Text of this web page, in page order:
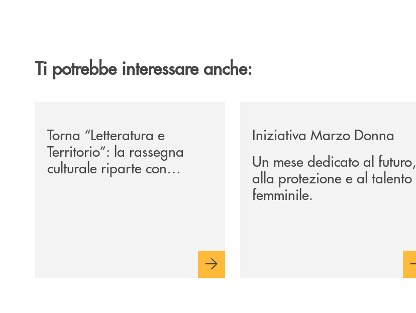
Ti potrebbe interessare anche:
Torna “Letteratura e
Territorio”: la rassegna
culturale riparte con
Marcello Veneziani e
Iniziativa Marzo Donna
Un mese dedicato al futuro,
alla protezione e al talento
femminile.